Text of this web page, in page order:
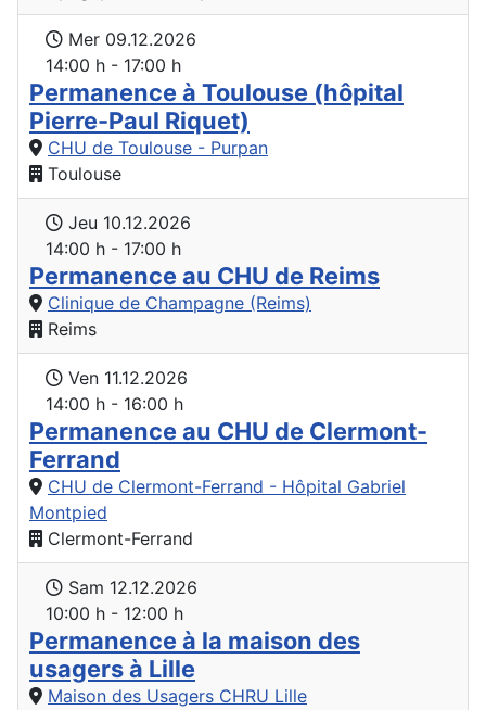
Mer 09.12.2026
14:00 h - 17:00 h
Permanence à Toulouse (hôpital
Pierre-Paul Riquet)
CHU de Toulouse - Purpan
Toulouse
Jeu 10.12.2026
14:00 h - 17:00 h
Permanence au CHU de Reims
Clinique de Champagne (Reims)
Reims
Ven 11.12.2026
14:00 h - 16:00 h
Permanence au CHU de Clermont-
Ferrand
CHU de Clermont-Ferrand - Hôpital Gabriel
Montpied
Clermont-Ferrand
Sam 12.12.2026
10:00 h - 12:00 h
Permanence à la maison des
usagers à Lille
Maison des Usagers CHRU Lille